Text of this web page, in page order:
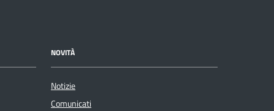
NOVITÀ
Notizie
Comunicati